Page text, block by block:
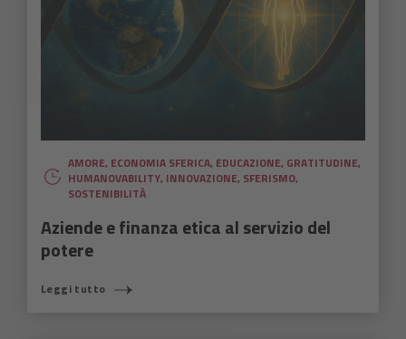
AMORE, ECONOMIA SFERICA, EDUCAZIONE, GRATITUDINE,
HUMANOVABILITY, INNOVAZIONE, SFERISMO,
SOSTENIBILITÀ
Aziende e finanza etica al servizio del
potere
Leggi tutto